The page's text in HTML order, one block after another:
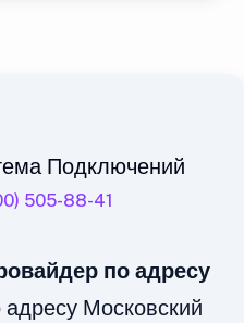
Подключений
505-88-41
по адресу
Московский